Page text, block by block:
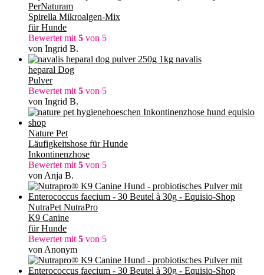
PerNaturam
Spirella Mikroalgen-Mix
für Hunde
Bewertet mit 5 von 5
von Ingrid B.
navalis
heparal Dog
Pulver
Bewertet mit 5 von 5
von Ingrid B.
Nature Pet
Läufigkeitshose für Hunde
Inkontinenzhose
Bewertet mit 5 von 5
von Anja B.
NutraPet NutraPro
K9 Canine
für Hunde
Bewertet mit 5 von 5
von Anonym